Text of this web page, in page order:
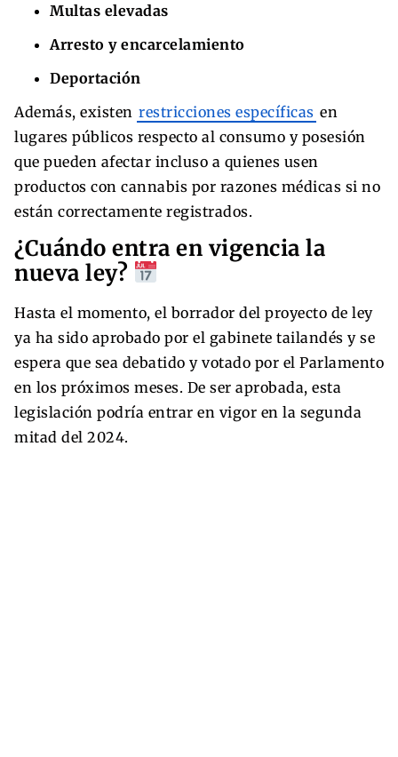
Multas elevadas
Arresto y encarcelamiento
Deportación
Además, existen restricciones específicas en
lugares públicos respecto al consumo y posesión
que pueden afectar incluso a quienes usen
productos con cannabis por razones médicas si no
están correctamente registrados.
¿Cuándo entra en vigencia la
nueva ley?
Hasta el momento, el borrador del proyecto de ley
ya ha sido aprobado por el gabinete tailandés y se
espera que sea debatido y votado por el Parlamento
en los próximos meses. De ser aprobada, esta
legislación podría entrar en vigor en la segunda
mitad del 2024.